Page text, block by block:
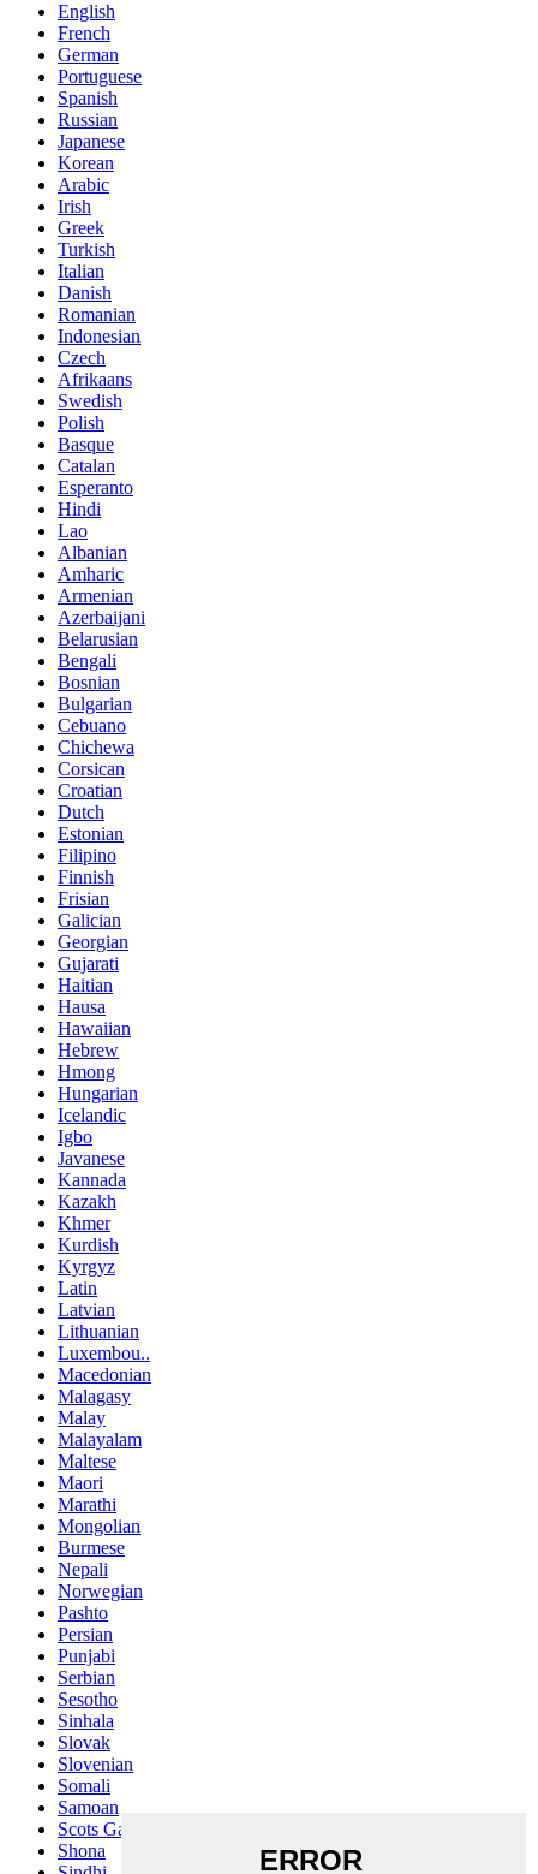
English
French
German
Portuguese
Spanish
Russian
Japanese
Korean
Arabic
Irish
Greek
Turkish
Italian
Danish
Romanian
Indonesian
Czech
Afrikaans
Swedish
Polish
Basque
Catalan
Esperanto
Hindi
Lao
Albanian
Amharic
Armenian
Azerbaijani
Belarusian
Bengali
Bosnian
Bulgarian
Cebuano
Chichewa
Corsican
Croatian
Dutch
Estonian
Filipino
Finnish
Frisian
Galician
Georgian
Gujarati
Haitian
Hausa
Hawaiian
Hebrew
Hmong
Hungarian
Icelandic
Igbo
Javanese
Kannada
Kazakh
Khmer
Kurdish
Kyrgyz
Latin
Latvian
Lithuanian
Luxembou..
Macedonian
Malagasy
Malay
Malayalam
Maltese
Maori
Marathi
Mongolian
Burmese
Nepali
Norwegian
Pashto
Persian
Punjabi
Serbian
Sesotho
Sinhala
Slovak
Slovenian
Somali
Samoan
Scots Gaelic
Shona